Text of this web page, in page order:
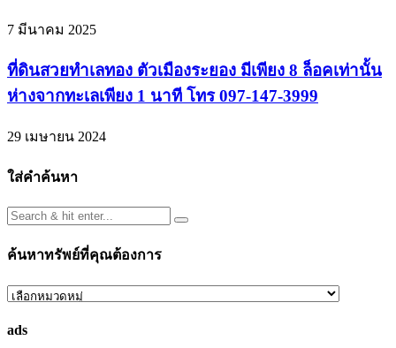
7 มีนาคม 2025
ที่ดินสวยทำเลทอง ตัวเมืองระยอง มีเพียง 8 ล็อคเท่านั้น
ห่างจากทะเลเพียง 1 นาที โทร 097-147-3999
29 เมษายน 2024
ใส่คำค้นหา
ค้นหาทรัพย์ที่คุณต้องการ
ค้นหา
ที่
ads